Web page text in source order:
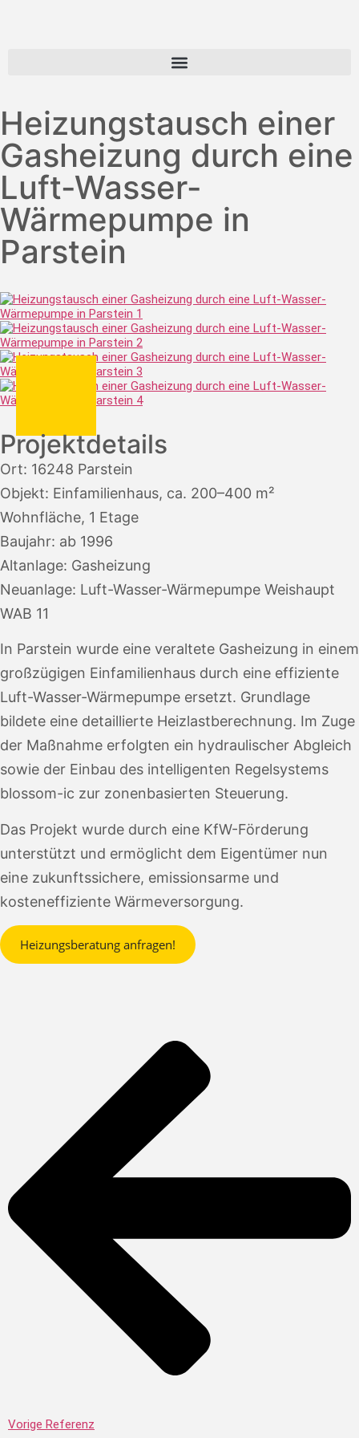
Heizungstausch einer
Gasheizung durch eine
Luft-Wasser-
Wärmepumpe in
Parstein
Projektdetails
Ort: 16248 Parstein
Objekt: Einfamilienhaus, ca. 200–400 m²
Wohnfläche, 1 Etage
Baujahr: ab 1996
Altanlage: Gasheizung
Neuanlage: Luft-Wasser-Wärmepumpe Weishaupt
WAB 11
In Parstein wurde eine veraltete Gasheizung in einem
großzügigen Einfamilienhaus durch eine effiziente
Luft-Wasser-Wärmepumpe ersetzt. Grundlage
bildete eine detaillierte Heizlastberechnung. Im Zuge
der Maßnahme erfolgten ein hydraulischer Abgleich
sowie der Einbau des intelligenten Regelsystems
blossom-ic zur zonenbasierten Steuerung.
Das Projekt wurde durch eine KfW-Förderung
unterstützt und ermöglicht dem Eigentümer nun
eine zukunftssichere, emissionsarme und
kosteneffiziente Wärmeversorgung.
Heizungsberatung anfragen!
Vorige Referenz